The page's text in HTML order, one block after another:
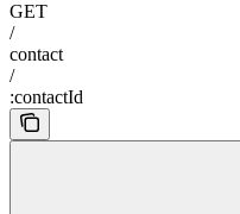
GET
/
contact
/
:contactId